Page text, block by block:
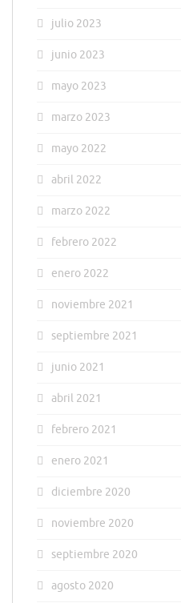
julio 2023
junio 2023
mayo 2023
marzo 2023
mayo 2022
abril 2022
marzo 2022
febrero 2022
enero 2022
noviembre 2021
septiembre 2021
junio 2021
abril 2021
febrero 2021
enero 2021
diciembre 2020
noviembre 2020
septiembre 2020
agosto 2020